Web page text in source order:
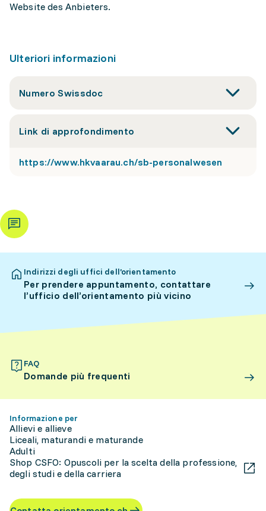
Website des Anbieters.
Ulteriori informazioni
Numero Swissdoc
Link di approfondimento
https://www.hkvaarau.ch/sb-personalwesen
Indirizzi degli uffici dell’orientamento
Per prendere appuntamento, contattare
l’ufficio dell’orientamento più vicino
FAQ
Domande più frequenti
Informazione per
Allievi e allieve
Liceali, maturandi e maturande
Adulti
Shop CSFO: Opuscoli per la scelta della professione,
degli studi e della carriera